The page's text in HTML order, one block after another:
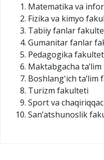
Matematika va
Fizika va kimyo
Tabiiy fanlar
Gumanitar fanlar
Pedagogika
Maktabgacha
Boshlangʻich taʼlim
Turizm fakulteti
Sport va
Sanʼatshunoslik